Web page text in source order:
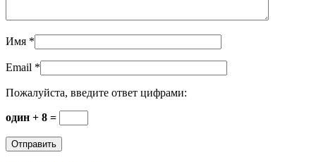
Имя *
Email *
Пожалуйста, введите ответ цифрами:
один + 8 =